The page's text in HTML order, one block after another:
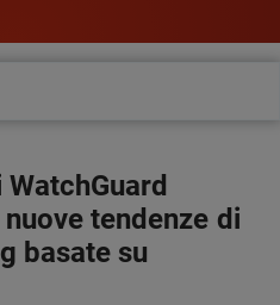
tendenze di
basate su